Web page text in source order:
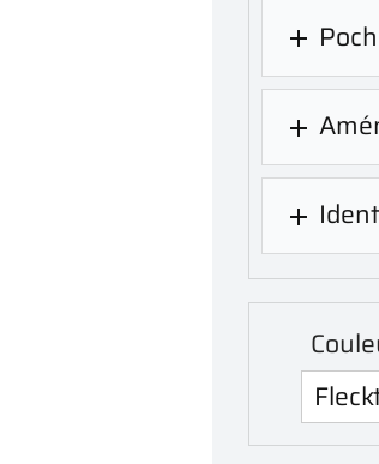


